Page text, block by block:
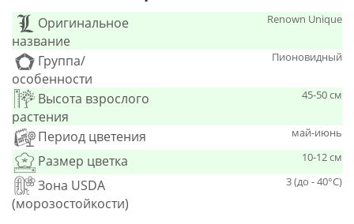
Оригинальное
название
Renown Unique
Группа/
особенности
Пионовидный
Высота взрослого
растения
45-50 см
Период цветения май-июнь
Размер цветка 10-12 см
Зона USDA
(морозостойкости)
3 (до - 40°С)